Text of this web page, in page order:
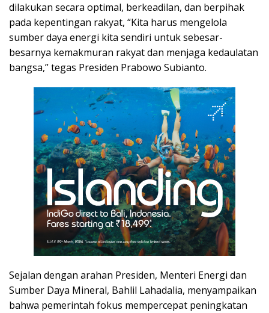
dilakukan secara optimal, berkeadilan, dan berpihak
pada kepentingan rakyat, “Kita harus mengelola
sumber daya energi kita sendiri untuk sebesar-
besarnya kemakmuran rakyat dan menjaga kedaulatan
bangsa,” tegas Presiden Prabowo Subianto.
Sejalan dengan arahan Presiden, Menteri Energi dan
Sumber Daya Mineral, Bahlil Lahadalia, menyampaikan
bahwa pemerintah fokus mempercepat peningkatan